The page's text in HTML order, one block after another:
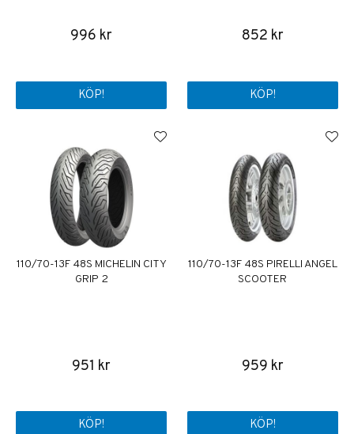
996 kr
KÖP!
852 kr
KÖP!
110/70-13F 48S MICHELIN CITY
GRIP 2
951 kr
KÖP!
110/70-13F 48S PIRELLI ANGEL
SCOOTER
959 kr
KÖP!